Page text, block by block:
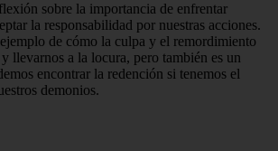
sobre la importancia de enfrentar
la responsabilidad por nuestras acciones.
de cómo la culpa y el remordimiento
llevarnos a la locura, pero también es un
encontrar la redención si tenemos el
demonios.